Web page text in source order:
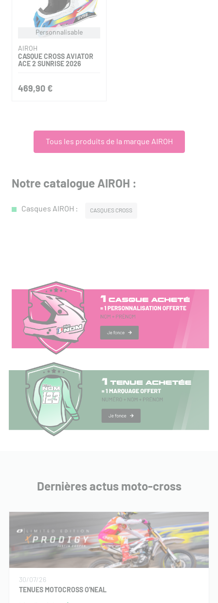
Personnalisable
AIROH
CASQUE CROSS AVIATOR
ACE 2 SUNRISE 2026
469,90 €
Tous les produits de la marque AIROH
Notre catalogue AIROH :
Casques AIROH : CASQUES CROSS
Dernières actus moto-cross
30/07/26
TENUES MOTOCROSS O'NEAL